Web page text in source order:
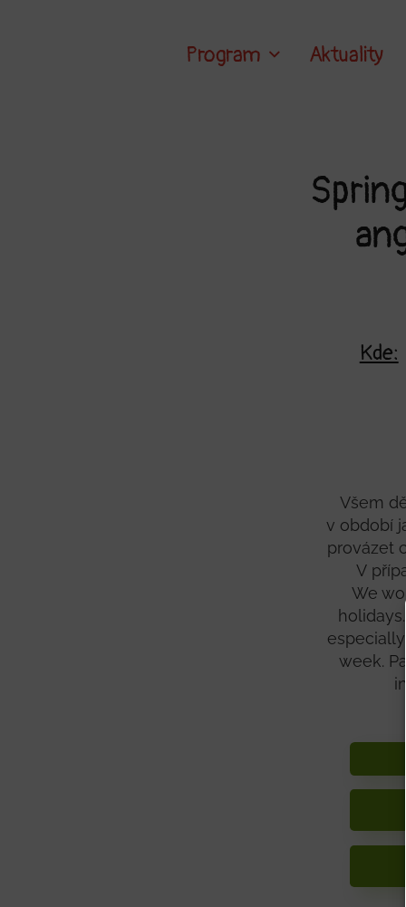
Program Aktuality
Kde:
Všem
v období
provázet
V
We
week.